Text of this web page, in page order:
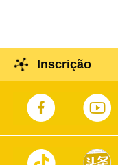
Inscrição